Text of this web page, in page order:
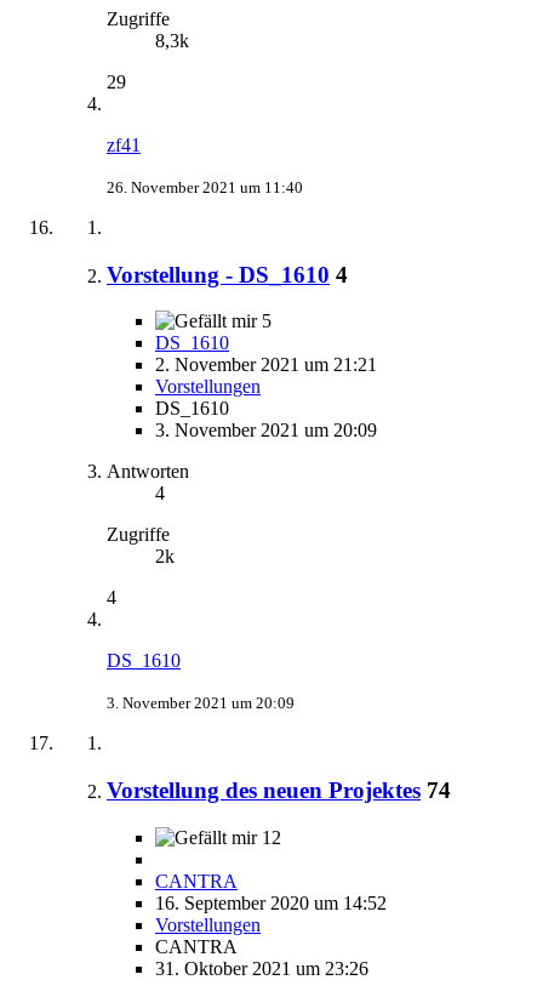
Zugriffe
8,3k
29
zf41
26. November 2021 um 11:40
Vorstellung - DS_1610 4
5
DS_1610
2. November 2021 um 21:21
Vorstellungen
DS_1610
3. November 2021 um 20:09
Antworten
4
Zugriffe
2k
4
DS_1610
3. November 2021 um 20:09
Vorstellung des neuen Projektes 74
12
CANTRA
16. September 2020 um 14:52
Vorstellungen
CANTRA
31. Oktober 2021 um 23:26